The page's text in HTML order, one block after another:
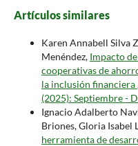
Artículos similares
Karen Annabell Silva
Menéndez, Impacto
cooperativas de
la inclusión financiera
(2025): Septiembre -
Ignacio Adalberto
Briones, Gloria Isabel
herramienta de